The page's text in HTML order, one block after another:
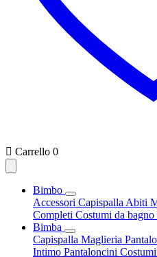
 Carrello 0
Bimbo
Accessori Capispalla Abiti
Completi Costumi da bagno
Bimba
Capispalla Maglieria
Intimo Pantaloncini